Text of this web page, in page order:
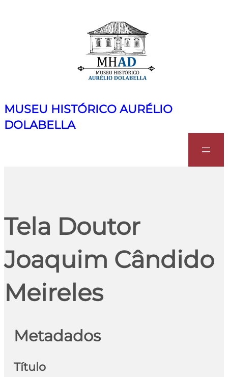
MUSEU HISTÓRICO AURÉLIO
DOLABELLA
Tela Doutor
Joaquim Cândido
Meireles
Metadados
Título